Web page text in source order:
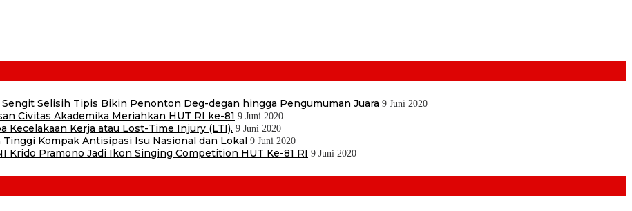
Selisih Tipis Bikin Penonton Deg-degan hingga Pengumuman Juara 9 Juni 2020
Civitas Akademika Meriahkan HUT RI ke-81 9 Juni 2020
Kecelakaan Kerja atau Lost-Time Injury (LTI). 9 Juni 2020
Kompak Antisipasi Isu Nasional dan Lokal 9 Juni 2020
Krido Pramono Jadi Ikon Singing Competition HUT Ke-81 RI 9 Juni 2020